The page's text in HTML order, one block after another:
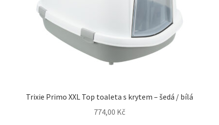
Trixie Primo XXL Top toaleta s krytem – šedá / bílá
774,00 Kč